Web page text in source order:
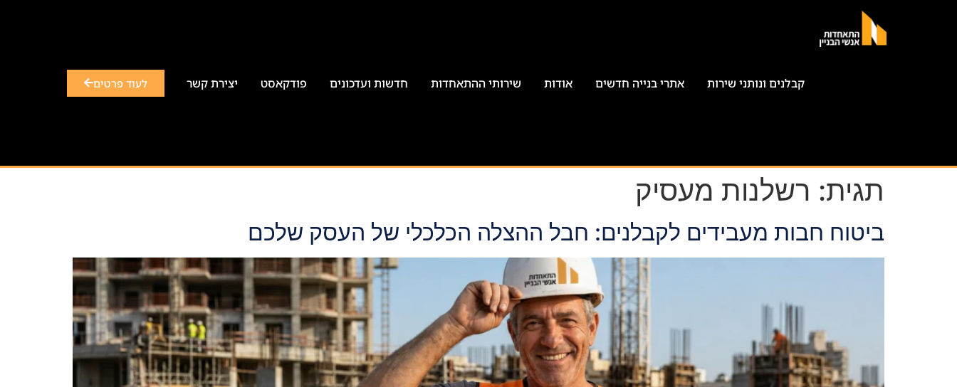
קבלנים ונותני שירות אתרי בנייה חדשים אודות שירותי ההתאחדות חדשות ועדכונים פודקאסט יצירת קשר לעוד פרטים
תגית: רשלנות מעסיק
ביטוח חבות מעבידים לקבלנים: חבל ההצלה הכלכלי של העסק שלכם